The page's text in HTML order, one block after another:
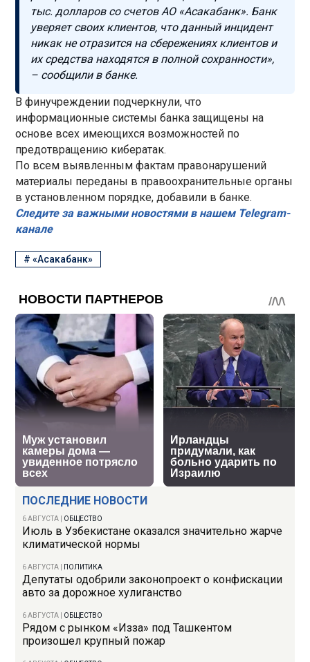
ПОСЛЕДНИЕ НОВОСТИ
6 АВГУСТА ОБЩЕСТВО
Июль в Узбекистане оказался значительно жарче
климатической нормы
6 АВГУСТА ПОЛИТИКА
Депутаты одобрили законопроект о конфискации
авто за дорожное хулиганство
6 АВГУСТА ОБЩЕСТВО
Рядом с рынком «Изза» под Ташкентом
произошел крупный пожар
тыс. долларов со счетов АО «Асакабанк». Банк
уверяет своих клиентов, что данный инцидент
никак не отразится на сбережениях клиентов и
их средства находятся в полной сохранности»,
– сообщили в банке.
В финучреждении подчеркнули, что
информационные системы банка защищены на
основе всех имеющихся возможностей по
предотвращению кибератак.
По всем выявленным фактам правонарушений
материалы переданы в правоохранительные органы
в установленном порядке, добавили в банке.
Следите за важными новостями в нашем Telegram-
канале
#«Асакабанк»